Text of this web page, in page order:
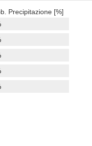
Precipitazione [%]